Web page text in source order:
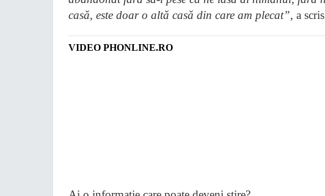
casă, este doar o altă casă din care am plecat”, a
VIDEO PHONLINE.RO